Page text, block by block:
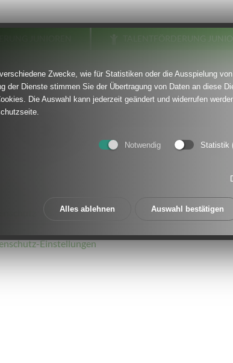
TALENTFÖRDERUNG
Einstellungen
Zwecke, wie für Statistiken oder die Ausspielung
der Dienste stimmen Sie der Übertragung von Daten an diese
Die Auswahl kann jederzeit geändert und widerrufen
Notwendig Statistik
Alles ablehnen Auswahl bestätigen